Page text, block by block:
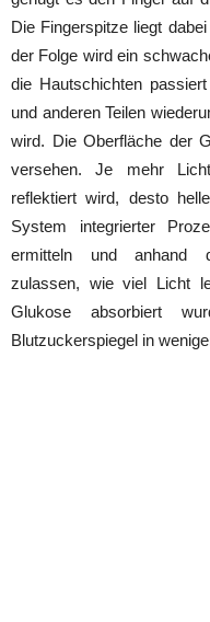
Die Fingerspitze liegt
der Folge wird ein
die Hautschichten
und anderen Teilen
wird. Die Oberfläche der
versehen. Je mehr
reflektiert wird, desto
System integrierter
ermitteln und anhand
zulassen, wie viel Licht
Glukose absorbiert
Blutzuckerspiegel in